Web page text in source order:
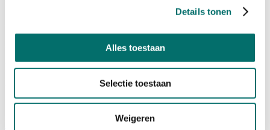
Details tonen
Alles toestaan
Selectie toestaan
Weigeren
Wedstrijden| Inspiratie
Nederlands Latte Art kampioen Bram Dekker
10/04/2026
Wedstrijden|Inspiratie